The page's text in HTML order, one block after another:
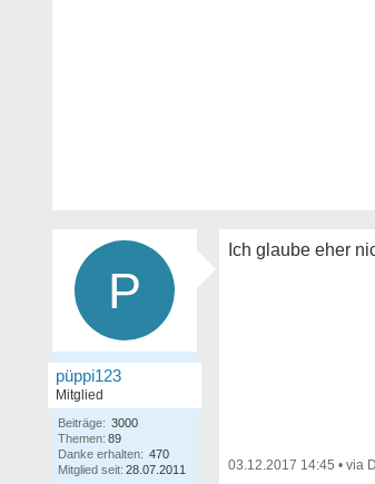
P
püppi123
Mitglied
Beiträge: 3000
Themen: 89
Danke erhalten: 470
Mitglied seit: 28.07.2011
Ich glaube eher
03.12.2017 14:45 •